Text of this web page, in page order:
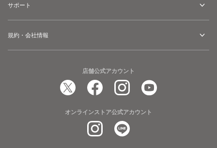
サポート
規約・会社情報
店舗公式アカウント
オンラインストア公式アカウント